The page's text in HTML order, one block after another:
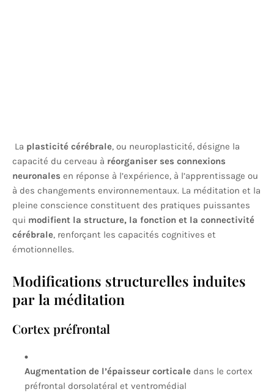
La plasticité cérébrale, ou neuroplasticité, désigne la
capacité du cerveau à réorganiser ses connexions
neuronales en réponse à l’expérience, à l’apprentissage ou
à des changements environnementaux. La méditation et la
pleine conscience constituent des pratiques puissantes
qui modifient la structure, la fonction et la connectivité
cérébrale, renforçant les capacités cognitives et
émotionnelles.
Modifications structurelles induites
par la méditation
Cortex préfrontal
Augmentation de l’épaisseur corticale dans le cortex
préfrontal dorsolatéral et ventromédial